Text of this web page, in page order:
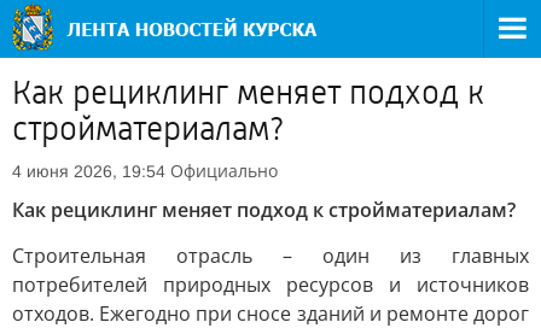
Как рециклинг меняет подход к
стройматериалам?
4 июня 2026, 19:54 Официально
Как рециклинг меняет подход к стройматериалам?
Строительная отрасль – один из главных
потребителей природных ресурсов и источников
отходов. Ежегодно при сносе зданий и ремонте дорог